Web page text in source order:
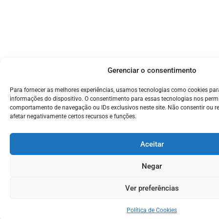
Gerenciar o consentimento
Para fornecer as melhores experiências, usamos tecnologias como cookies
informações do dispositivo. O consentimento para essas tecnologias nos
comportamento de navegação ou IDs exclusivos neste site. Não consentir ou
afetar negativamente certos recursos e funções.
Aceitar
Negar
Ver preferências
Política de Cookies